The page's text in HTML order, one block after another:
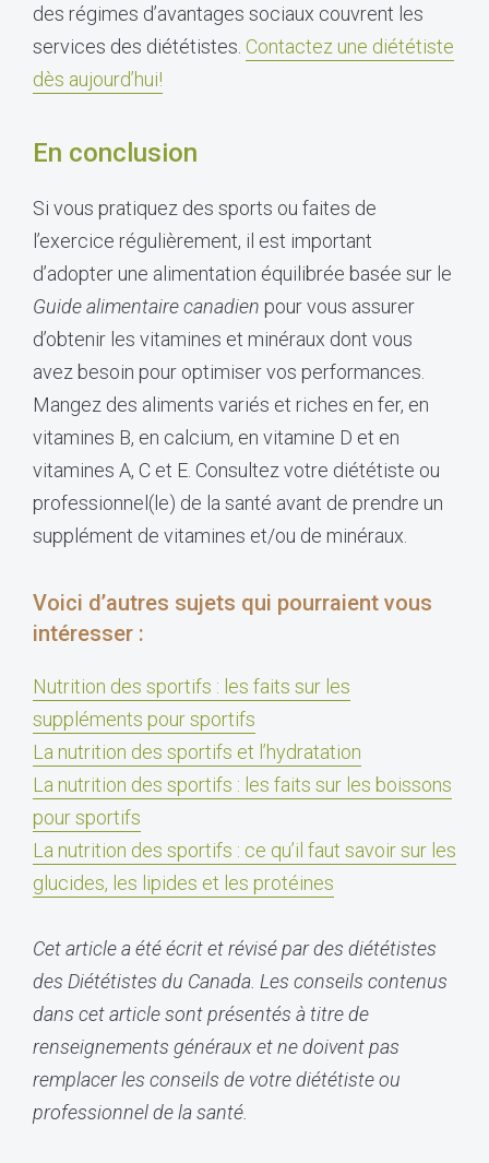
des régimes d’avantages sociaux couvrent les
services des diététistes. Contactez une diététiste
dès aujourd’hui!
En conclusion
Si vous pratiquez des sports ou faites de
l’exercice régulièrement, il est important
d’adopter une alimentation équilibrée basée sur le
Guide alimentaire canadien pour vous assurer
d’obtenir les vitamines et minéraux dont vous
avez besoin pour optimiser vos performances.
Mangez des aliments variés et riches en fer, en
vitamines B, en calcium, en vitamine D et en
vitamines A, C et E. Consultez votre diététiste ou
professionnel(le) de la santé avant de prendre un
supplément de vitamines et/ou de minéraux.
Voici d’autres sujets qui pourraient vous
intéresser :
Nutrition des sportifs : les faits sur les
suppléments pour sportifs
La nutrition des sportifs et l’hydratation
La nutrition des sportifs : les faits sur les boissons
pour sportifs
La nutrition des sportifs : ce qu’il faut savoir sur les
glucides, les lipides et les protéines
Cet article a été écrit et révisé par des diététistes
des Diététistes du Canada. Les conseils contenus
dans cet article sont présentés à titre de
renseignements généraux et ne doivent pas
remplacer les conseils de votre diététiste ou
professionnel de la santé.